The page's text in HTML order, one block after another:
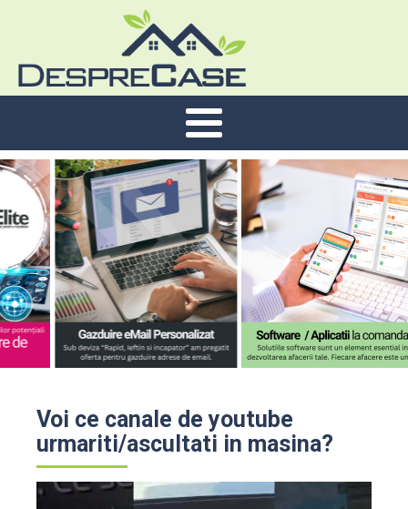
Voi ce canale de youtube
urmariti/ascultati in masina?